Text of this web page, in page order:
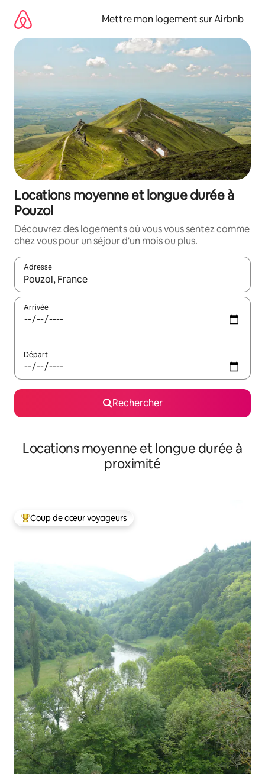
directement
contenu
Mettre mon logement sur Airbnb
Locations moyenne et longue durée à
Pouzol
Découvrez des logements où vous vous sentez comme
chez vous pour un séjour d'un mois ou plus.
Adresse
Lorsque les résultats s'affichent, utilisez les flèches vers le
Arrivée
Départ
Rechercher
Locations moyenne et longue durée à
proximité
Coups de cœur voyageurs les plus appréciés
Coup de cœur voyageurs